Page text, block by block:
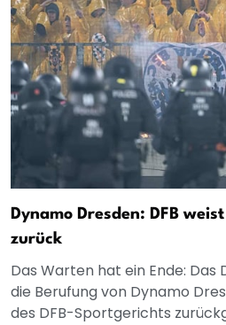
Dynamo Dresden: DFB
zurück
Das Warten hat ein Ende:
die Berufung von Dynamo
des DFB-Sportgerichts